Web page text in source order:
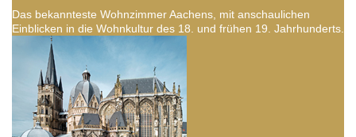
Das bekannteste Wohnzimmer Aachens, mit anschaulichen
Einblicken in die Wohnkultur des 18. und frühen 19. Jahrhunderts.